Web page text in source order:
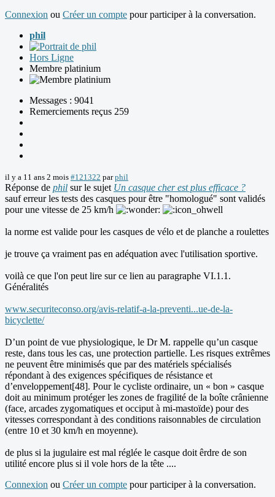
Connexion ou Créer un compte pour participer à la conversation.
phil
Hors Ligne
Membre platinium
Messages : 9041
Remerciements reçus 259
il y a 11 ans 2 mois #121322 parphil
Réponse de phil sur le sujet Un casque cher est plus efficace ?
sauf erreur les tests des casques pour être "homologué" sont validés
pour une vitesse de 25 km/h
la norme est valide pour les casques de vélo et de planche a roulettes
je trouve ça vraiment pas en adéquation avec l'utilisation sportive.
voilà ce que l'on peut lire sur ce lien au paragraphe VI.1.1.
Généralités
www.securiteconso.org/avis-relatif-a-la-preventi...ue-de-la-
bicyclette/
D’un point de vue physiologique, le Dr M. rappelle qu’un casque
reste, dans tous les cas, une protection partielle. Les risques extrêmes
ne peuvent être minimisés que par des matériels spécialisés
répondant à des exigences spécifiques de résistance et
d’enveloppement[48]. Pour le cycliste ordinaire, un « bon » casque
doit au minimum protéger les zones de fragilité de la boîte crânienne
(face, arcades zygomatiques et occiput à mi-mastoïde) pour des
vitesses correspondant à des conditions raisonnables de circulation
(entre 10 et 30 km/h en moyenne).
de plus si la jugulaire est mal réglée le casque doit êrdre de son
utilité encore plus si il vole hors de la tête ....
Connexion ou Créer un compte pour participer à la conversation.